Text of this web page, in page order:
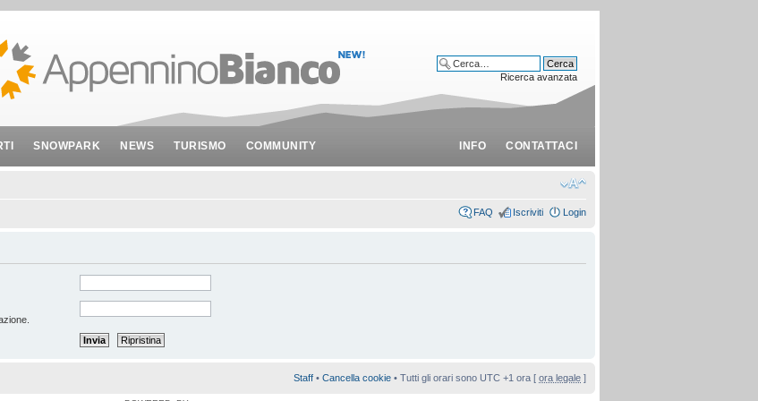
SNOWPARK NEWS TURISMO COMMUNITY INFO CONTATTACI
Ricerca avanzata
FAQ Iscriviti Login
Staff • Cancella cookie • Tutti gli orari sono UTC +1 ora [ ora legale ]